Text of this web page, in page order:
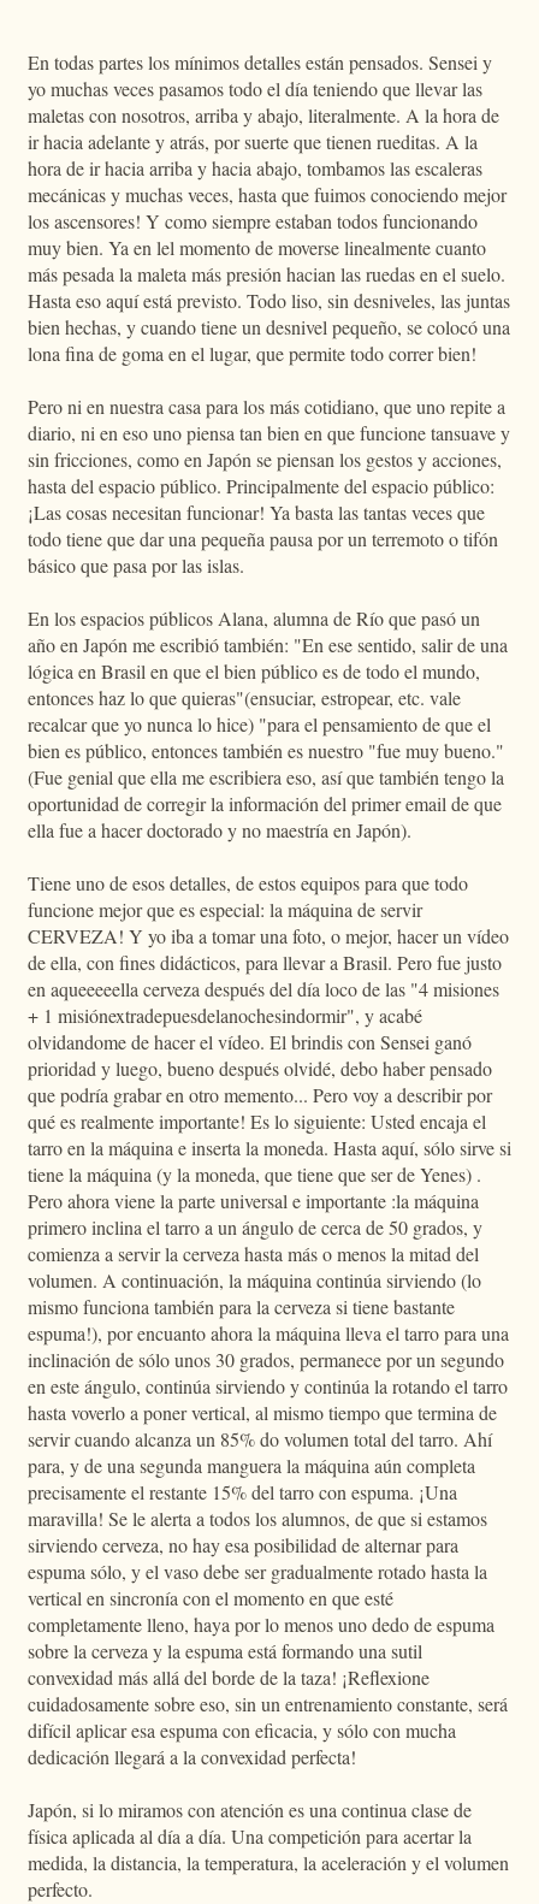
En todas partes los mínimos detalles están pensados. Sensei y
yo muchas veces pasamos todo el día teniendo que llevar las
maletas con nosotros, arriba y abajo, literalmente. A la hora de
ir hacia adelante y atrás, por suerte que tienen rueditas. A la
hora de ir hacia arriba y hacia abajo, tombamos las escaleras
mecánicas y muchas veces, hasta que fuimos conociendo mejor
los ascensores! Y como siempre estaban todos funcionando
muy bien. Ya en lel momento de moverse linealmente cuanto
más pesada la maleta más presión hacian las ruedas en el suelo.
Hasta eso aquí está previsto. Todo liso, sin desniveles, las juntas
bien hechas, y cuando tiene un desnivel pequeño, se colocó una
lona fina de goma en el lugar, que permite todo correr bien!
Pero ni en nuestra casa para los más cotidiano, que uno repite a
diario, ni en eso uno piensa tan bien en que funcione tansuave y
sin fricciones, como en Japón se piensan los gestos y acciones,
hasta del espacio público. Principalmente del espacio público:
¡Las cosas necesitan funcionar! Ya basta las tantas veces que
todo tiene que dar una pequeña pausa por un terremoto o tifón
básico que pasa por las islas.
En los espacios públicos Alana, alumna de Río que pasó un
año en Japón me escribió también: "En ese sentido, salir de una
lógica en Brasil en que el bien público es de todo el mundo,
entonces haz lo que quieras"(ensuciar, estropear, etc. vale
recalcar que yo nunca lo hice) "para el pensamiento de que el
bien es público, entonces también es nuestro "fue muy bueno."
(Fue genial que ella me escribiera eso, así que también tengo la
oportunidad de corregir la información del primer email de que
ella fue a hacer doctorado y no maestría en Japón).
Tiene uno de esos detalles, de estos equipos para que todo
funcione mejor que es especial: la máquina de servir
CERVEZA! Y yo iba a tomar una foto, o mejor, hacer un vídeo
de ella, con fines didácticos, para llevar a Brasil. Pero fue justo
en aqueeeeella cerveza después del día loco de las "4 misiones
+ 1 misiónextradepuesdelanochesindormir", y acabé
olvidandome de hacer el vídeo. El brindis con Sensei ganó
prioridad y luego, bueno después olvidé, debo haber pensado
que podría grabar en otro memento... Pero voy a describir por
qué es realmente importante! Es lo siguiente: Usted encaja el
tarro en la máquina e inserta la moneda. Hasta aquí, sólo sirve si
tiene la máquina (y la moneda, que tiene que ser de Yenes) .
Pero ahora viene la parte universal e importante :la máquina
primero inclina el tarro a un ángulo de cerca de 50 grados, y
comienza a servir la cerveza hasta más o menos la mitad del
volumen. A continuación, la máquina continúa sirviendo (lo
mismo funciona también para la cerveza si tiene bastante
espuma!), por encuanto ahora la máquina lleva el tarro para una
inclinación de sólo unos 30 grados, permanece por un segundo
en este ángulo, continúa sirviendo y continúa la rotando el tarro
hasta voverlo a poner vertical, al mismo tiempo que termina de
servir cuando alcanza un 85% do volumen total del tarro. Ahí
para, y de una segunda manguera la máquina aún completa
precisamente el restante 15% del tarro con espuma. ¡Una
maravilla! Se le alerta a todos los alumnos, de que si estamos
sirviendo cerveza, no hay esa posibilidad de alternar para
espuma sólo, y el vaso debe ser gradualmente rotado hasta la
vertical en sincronía con el momento en que esté
completamente lleno, haya por lo menos uno dedo de espuma
sobre la cerveza y la espuma está formando una sutil
convexidad más allá del borde de la taza! ¡Reflexione
cuidadosamente sobre eso, sin un entrenamiento constante, será
difícil aplicar esa espuma con eficacia, y sólo con mucha
dedicación llegará a la convexidad perfecta!
Japón, si lo miramos con atención es una continua clase de
física aplicada al día a día. Una competición para acertar la
medida, la distancia, la temperatura, la aceleración y el volumen
perfecto.